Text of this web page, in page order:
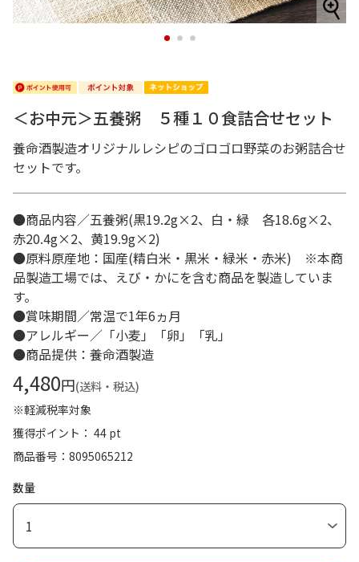
1 2 3
＜お中元＞五養粥 ５種１０食詰合せセット
養命酒製造オリジナルレシピのゴロゴロ野菜のお粥詰合せ
セットです。
●商品内容／五養粥(黒19.2g×2、白・緑 各18.6g×2、
赤20.4g×2、黄19.9g×2)
●原料原産地：国産(精白米・黒米・緑米・赤米) ※本商
品製造工場では、えび・かにを含む商品を製造していま
す。
●賞味期間／常温で1年6ヵ月
●アレルギー／「小麦」「卵」「乳」
●商品提供：養命酒製造
4,480円(送料・税込)
※軽減税率対象
獲得ポイント： 44 pt
商品番号
8095065212
数量
1